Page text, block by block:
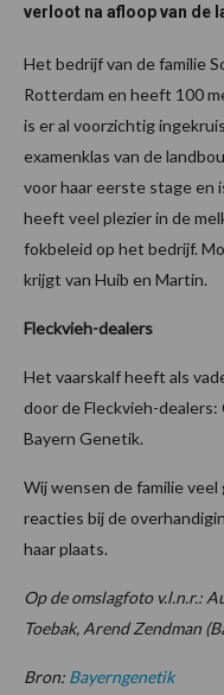
verloot na afloop van de
Het bedrijf van de familie
Rotterdam en heeft 100
is er al voorzichtig
examenklas van de
voor haar eerste stage en
heeft veel plezier in de
fokbeleid op het bedrijf.
krijgt van Huib en Martin.
Fleckvieh-dealers
Het vaarskalf heeft als
door de Fleckvieh-
Bayern Genetik.
Wij wensen de familie
reacties bij de
haar plaats.
Op de omslagfoto v.l.n.r.:
Toebak, Arend Zendman
Bron: Bayerngenetik